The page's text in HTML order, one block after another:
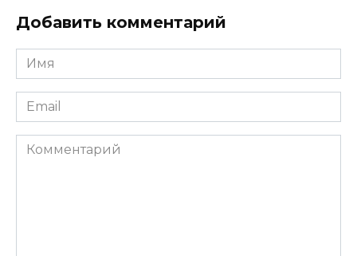
Добавить комментарий
Имя
*
Email
*
Комментарий